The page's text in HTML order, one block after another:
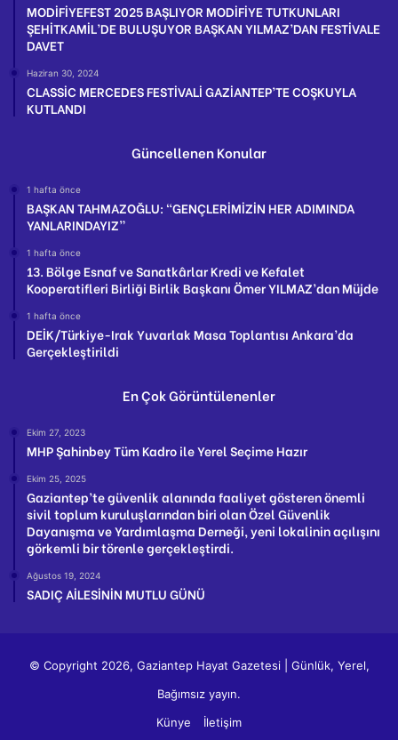
MODİFİYEFEST 2025 BAŞLIYOR MODİFİYE TUTKUNLARI
ŞEHİTKAMİL’DE BULUŞUYOR BAŞKAN YILMAZ’DAN FESTİVALE
DAVET
Haziran 30, 2024
CLASSİC MERCEDES FESTİVALİ GAZİANTEP’TE COŞKUYLA
KUTLANDI
Güncellenen Konular
1 hafta önce
BAŞKAN TAHMAZOĞLU: “GENÇLERİMİZİN HER ADIMINDA
YANLARINDAYIZ”
1 hafta önce
13. Bölge Esnaf ve Sanatkârlar Kredi ve Kefalet
Kooperatifleri Birliği Birlik Başkanı Ömer YILMAZ’dan Müjde
1 hafta önce
DEİK/Türkiye-Irak Yuvarlak Masa Toplantısı Ankara’da
Gerçekleştirildi
En Çok Görüntülenenler
Ekim 27, 2023
MHP Şahinbey Tüm Kadro ile Yerel Seçime Hazır
Ekim 25, 2025
Gaziantep’te güvenlik alanında faaliyet gösteren önemli
sivil toplum kuruluşlarından biri olan Özel Güvenlik
Dayanışma ve Yardımlaşma Derneği, yeni lokalinin açılışını
görkemli bir törenle gerçekleştirdi.
Ağustos 19, 2024
SADIÇ AİLESİNİN MUTLU GÜNÜ
© Copyright 2026, Gaziantep Hayat Gazetesi | Günlük, Yerel,
Bağımsız yayın.
Künye
İletişim